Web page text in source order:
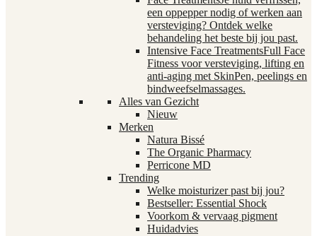
een oppepper nodig of werken aan
versteviging? Ontdek welke
behandeling het beste bij jou past.
Intensive Face TreatmentsFull Face
Fitness voor versteviging, lifting en
anti-aging met SkinPen, peelings en
bindweefselmassages.
Alles van Gezicht
Nieuw
Merken
Natura Bissé
The Organic Pharmacy
Perricone MD
Trending
Welke moisturizer past bij jou?
Bestseller: Essential Shock
Voorkom & vervaag pigment
Huidadvies